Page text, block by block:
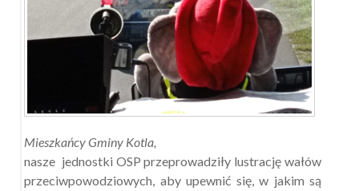
Mieszkańcy Gminy Kotla,
nasze jednostki OSP przeprowadziły lustrację wałów
przeciwpowodziowych, aby upewnić się, w jakim są